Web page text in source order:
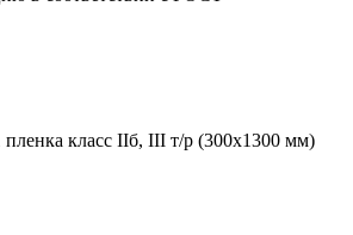
класс IIб, III т/р (300х1300 мм)